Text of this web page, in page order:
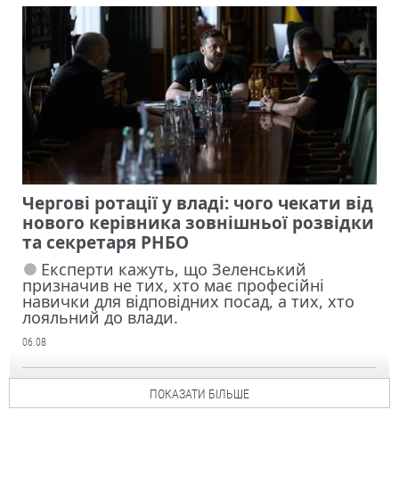
Чергові ротації у владі: чого чекати від
нового керівника зовнішньої розвідки
та секретаря РНБО
Експерти кажуть, що Зеленський
призначив не тих, хто має професійні
навички для відповідних посад, а тих, хто
лояльний до влади.
06.08
ПОКАЗАТИ БІЛЬШЕ